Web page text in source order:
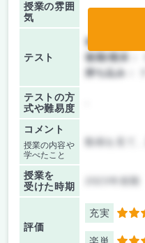
授業の雰囲
気
テスト
前期/中間：
後期/期末：
持ち込み：
テストの方
式や難易度
コメント
授業の内容や
学べたこと
授業を
受けた時期
評価
充実 5